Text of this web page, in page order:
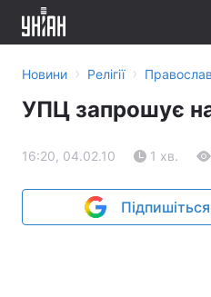
Новини › Релігії ›
УПЦ запрошує
16:20, 04.02.10 1 хв.